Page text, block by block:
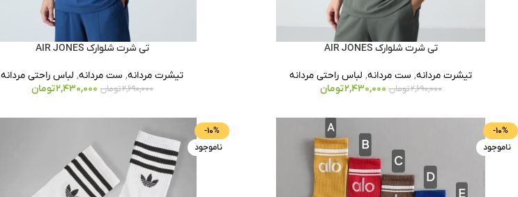
تی شرت شلوارک AIR JONES
تیشرت مردانه, ست مردانه, لباس راحتی مردانه
2,690,000تومان 2,430,000تومان
تی شرت شلوارک AIR JONES
تیشرت مردانه, ست مردانه, لباس راحتی مردانه
2,690,000تومان 2,430,000تومان
-10%
ناموجود
-10%
ناموجود